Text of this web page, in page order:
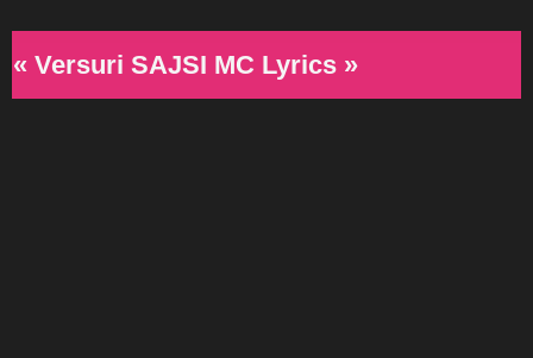
« Versuri SAJSI MC Lyrics »